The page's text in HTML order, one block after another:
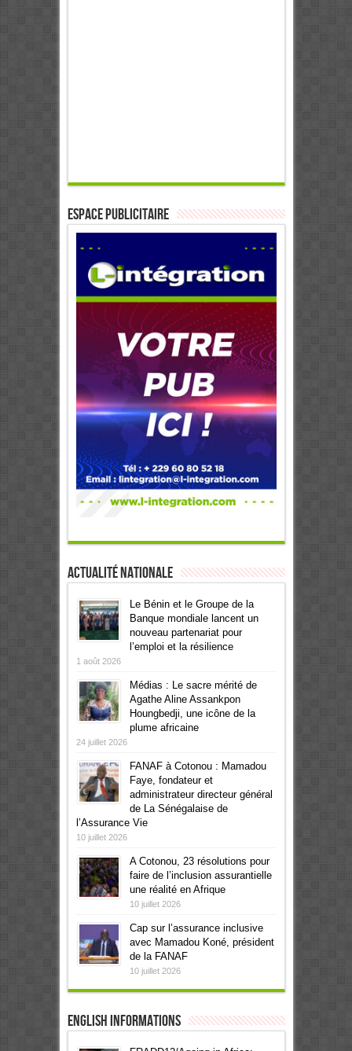
ESPACE PUBLICITAIRE
Actualité Nationale
Le Bénin et le Groupe de la
Banque mondiale lancent un
nouveau partenariat pour
l’emploi et la résilience
1 août 2026
Médias : Le sacre mérité de
Agathe Aline Assankpon
Houngbedji, une icône de la
plume africaine
24 juillet 2026
FANAF à Cotonou : Mamadou
Faye, fondateur et
administrateur directeur général
de La Sénégalaise de
l’Assurance Vie
10 juillet 2026
A Cotonou, 23 résolutions pour
faire de l’inclusion assurantielle
une réalité en Afrique
10 juillet 2026
Cap sur l’assurance inclusive
avec Mamadou Koné, président
de la FANAF
10 juillet 2026
English informations